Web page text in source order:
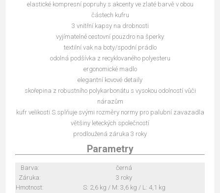
elastické kompresní popruhy s akcenty ve zlaté barvě v obou
částech kufru
3 vnitřní kapsy na drobnosti
vyjímatelné cestovní pouzdro na šperky
textilní vak na boty/spodní prádlo
odolná podšívka z recyklovaného polyesteru
ergonomické madlo
elegantní kovové detaily
skořepina z robustního polykarbonátu s vysokou odolností vůči
nárazům
kufr velikosti S splňuje svými rozměry normy pro palubní zavazadla
většiny leteckých společností
prodloužená záruka 3 roky
Parametry
Barva:
černá
Záruka:
3 roky
Hmotnost:
S: 2,6 kg / M: 3,6 kg / L: 4,1 kg